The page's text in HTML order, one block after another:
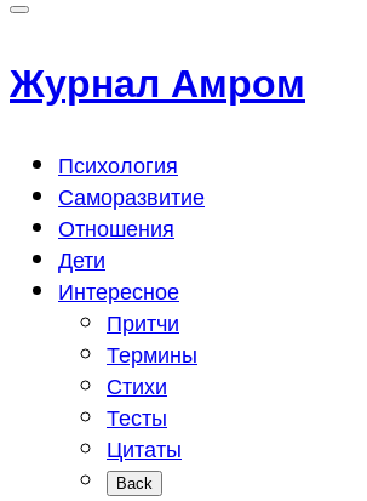
Журнал Амром
Психология
Саморазвитие
Отношения
Дети
Интересное
Притчи
Термины
Стихи
Тесты
Цитаты
Back